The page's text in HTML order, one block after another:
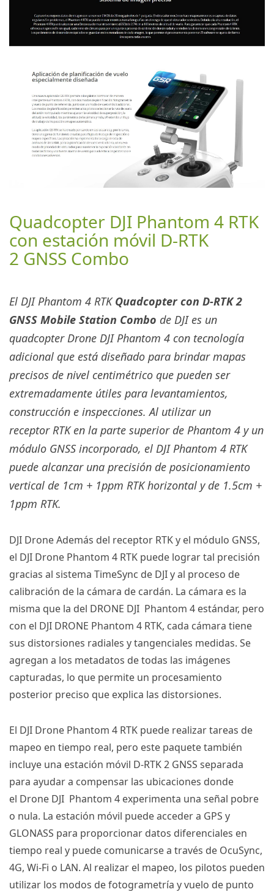
Quadcopter DJI Phantom 4 RTK
con estación móvil D-RTK
2 GNSS Combo
El DJI Phantom 4 RTKQuadcopter con D-RTK 2
GNSS Mobile Station Combo de DJIes un
quadcopter Drone DJI Phantom 4 con tecnología
adicional que está diseñado para brindar mapas
precisos de nivel centimétrico que pueden ser
extremadamente útiles para levantamientos,
construcción e inspecciones.Al utilizar un
receptor RTKen la parte superior de Phantom 4 y un
módulo GNSS incorporado, el DJI Phantom 4 RTK
puede alcanzar una precisión de posicionamiento
vertical de 1cm + 1ppm RTKhorizontal y de 1.5cm +
1ppm RTK.
DJI DroneAdemás del receptor RTKy el módulo GNSS,
el DJI Drone Phantom 4 RTK puede lograr tal precisión
gracias al sistema TimeSync de DJI y al proceso de
calibración de la cámara de cardán. La cámara es la
misma que la del DRONE DJI Phantom 4 estándar, pero
con el DJI DRONE Phantom 4 RTK, cada cámara tiene
sus distorsiones radiales y tangenciales medidas. Se
agregan a los metadatos de todas las imágenes
capturadas, lo que permite un procesamiento
posterior preciso que explica las distorsiones.
El DJI Drone Phantom 4 RTK puede realizar tareas de
mapeo en tiempo real, pero este paquete también
incluye una estación móvil D-RTK 2 GNSS separada
para ayudar a compensar las ubicaciones donde
el Drone DJI Phantom 4 experimenta una señal pobre
o nula. La estación móvil puede acceder a GPS y
GLONASS para proporcionar datos diferenciales en
tiempo real y puede comunicarse a través de OcuSync,
4G, Wi-Fi o LAN. Al realizar el mapeo, los pilotos pueden
utilizar los modos de fotogrametría y vuelo de punto